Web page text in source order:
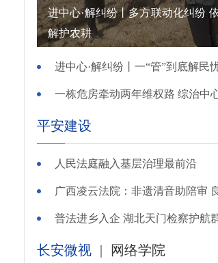
进中心·解纠纷丨多方联动化纠纷
解护农耕
平安建设
人民法庭融入基层治理最前沿
长安微视 | 网络学院